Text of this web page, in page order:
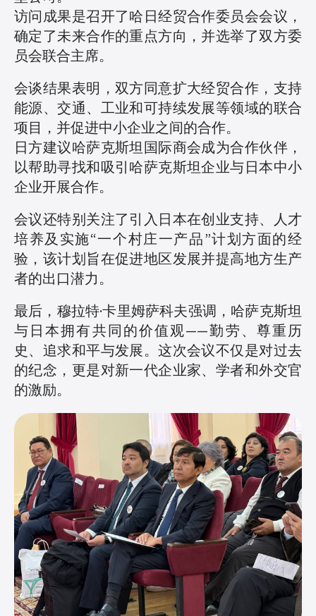
访问成果是召开了哈日经贸合作委员会会议，
确定了未来合作的重点方向，并选举了双方委
员会联合主席。
会谈结果表明，双方同意扩大经贸合作，支持
能源、交通、工业和可持续发展等领域的联合
项目，并促进中小企业之间的合作。
日方建议哈萨克斯坦国际商会成为合作伙伴，
以帮助寻找和吸引哈萨克斯坦企业与日本中小
企业开展合作。
会议还特别关注了引入日本在创业支持、人才
培养及实施“一个村庄一产品”计划方面的经
验，该计划旨在促进地区发展并提高地方生产
者的出口潜力。
最后，穆拉特·卡里姆萨科夫强调，哈萨克斯坦
与日本拥有共同的价值观——勤劳、尊重历
史、追求和平与发展。这次会议不仅是对过去
的纪念，更是对新一代企业家、学者和外交官
的激励。